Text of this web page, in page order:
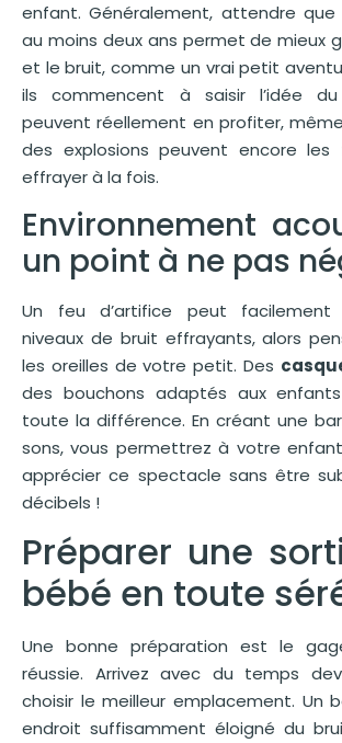
enfant. Généralement, attendre
au moins deux ans permet de mieux
et le bruit, comme un vrai petit
ils commencent à saisir l’idée
peuvent réellement en profiter,
des explosions peuvent encore
effrayer à la fois.
Environnement
un point à ne pas
Un feu d’artifice peut
niveaux de bruit effrayants, alors
les oreilles de votre petit. Des
des bouchons adaptés aux
toute la différence. En créant une
sons, vous permettrez à votre
apprécier ce spectacle sans être
décibels !
Préparer une
bébé en toute
Une bonne préparation est le
réussie. Arrivez avec du temps
choisir le meilleur emplacement. Un
endroit suffisamment éloigné du